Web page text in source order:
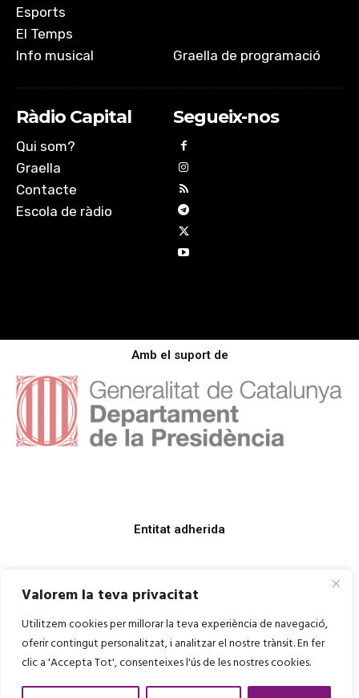
Valorem la teva privacitat
Utilitzem cookies per millorar la teva experiència de navegació,
oferir contingut personalitzat, i analitzar el nostre trànsit. En fer
clic a 'Accepta Tot', consenteixes l'ús de les nostres cookies.
Esports
El Temps
Info musical
Graella de programació
Ràdio Capital
Qui som?
Graella
Contacte
Escola de ràdio
Segueix-nos
Amb el suport de
Entitat adherida